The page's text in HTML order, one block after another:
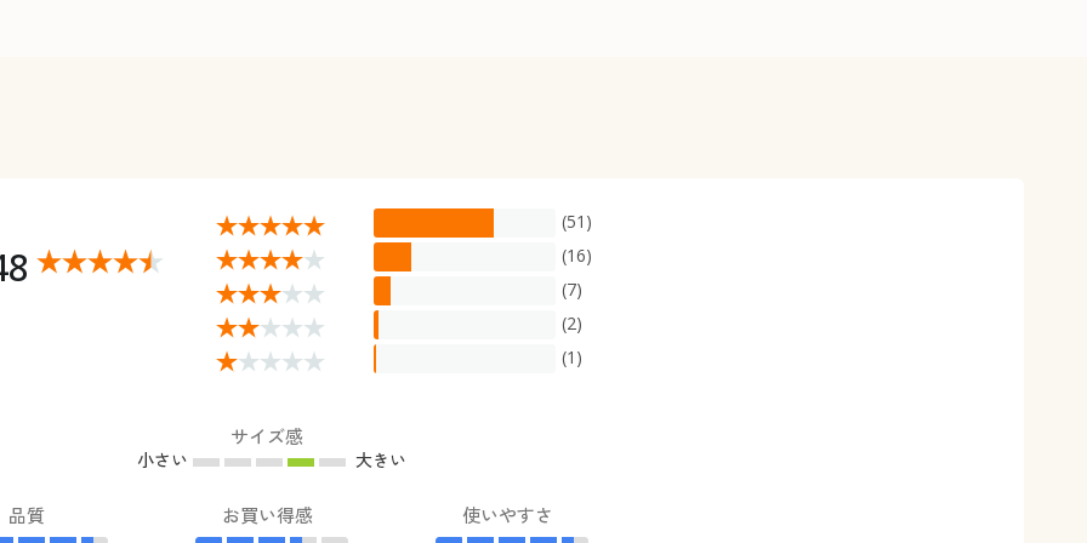
(51)
(16)
(7)
(2)
(1)
サイズ感
小さい 大きい
品質 お買い得感 使いやすさ